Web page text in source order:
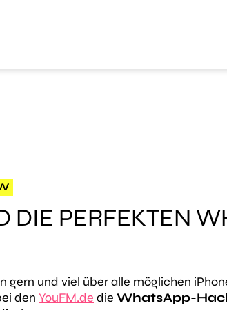
DIE PERFEKTEN
gern und viel über alle möglichen
den YouFM.de die WhatsApp-